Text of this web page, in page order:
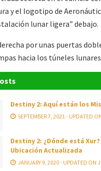
y el logotipo de
lunar ligera” debajo.
por unas puertas
hacia los túneles
Destiny 2: Aquí están los
SEPTEMBER 7, 2021 - UPDATED
Destiny 2: ¿Dónde está
Ubicación Actualizada
JANUARY 9, 2020 - UPDATED ON